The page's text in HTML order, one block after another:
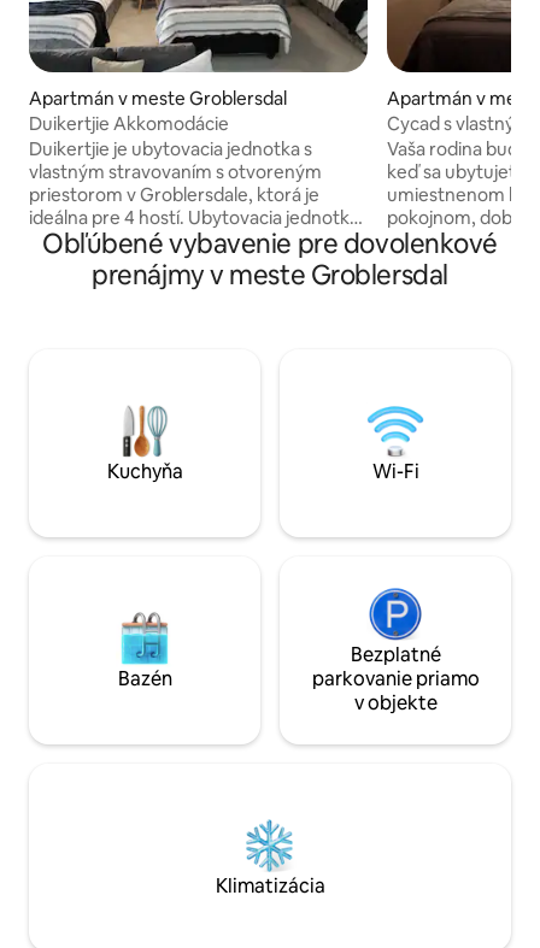
Apartmán v meste Groblersdal
Duikertjie Akkomodácie
Duikertjie je ubytovacia jednotka s
vlastným stravovaním s otvoreným
priestorom v Groblersdale, ktorá je
ideálna pre 4 hostí. Ubytovacia jednotka
pozostáva z kombinovaného priestoru
na spanie a obývania, ktorý je vybavený
manželskou posteľou a dvoma
mikrovlnnou rúrou, príbormi a
príslušenstvom na prípravu kávy a čaju.
Obývací priestor má gauč, televízor so
službou DSTV a bezplatné Wi-Fi.
Apartmán v
Cycad s vlastným
Vaša rodina bude
keď sa ubytujete
umiestnenom
pokojnom, dobre
predmestí mesta.
rustikálnym
vhodná pre hostí
dispozícii je tiež
pohovka v
izby (2),
televízor so
Obľúbené vybavenie pre dovolenkové
prenájmy v meste Groblersdal
Kuchyňa Wi-Fi
Bazén
Bezplatné
parkovanie priamo
v objekte
Klimatizácia